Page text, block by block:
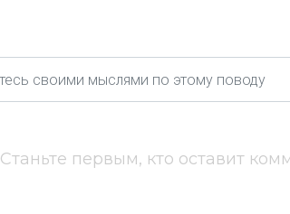
Станьте первым, кто оставит